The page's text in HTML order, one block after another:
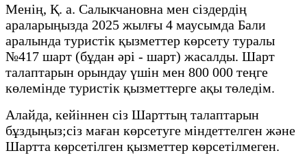
Менің, Қ. а. Салыкчановна мен сіздердің
араларыңызда 2025 жылғы 4 маусымда Бали
аралында туристік қызметтер көрсету туралы
№417 шарт (бұдан әрі - шарт) жасалды. Шарт
талаптарын орындау үшін мен 800 000 теңге
көлемінде туристік қызметтерге ақы төледім.
Алайда, кейіннен сіз Шарттың талаптарын
бұздыңыз;сіз маған көрсетуге міндеттелген және
Шартта көрсетілген қызметтер көрсетілмеген.